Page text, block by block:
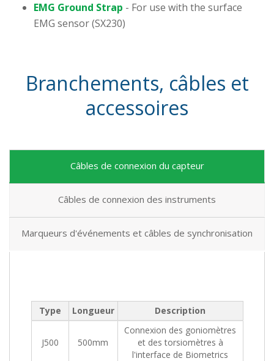
EMG Ground Strap - For use with the surface
EMG sensor (SX230)
Branchements, câbles et
accessoires
Câbles de connexion du capteur
Câbles de connexion des instruments
Marqueurs d'événements et câbles de synchronisation
Type Longueur Description
J500 500mm
Connexion des goniomètres
et des torsiomètres à
l'interface de Biometrics